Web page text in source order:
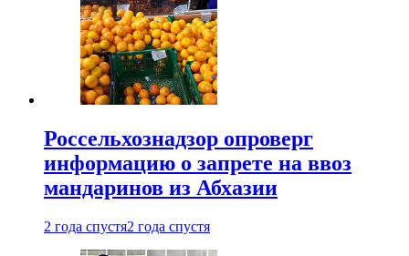
Россельхознадзор опроверг
информацию о запрете на ввоз
мандаринов из Абхазии
2 года спустя2 года спустя